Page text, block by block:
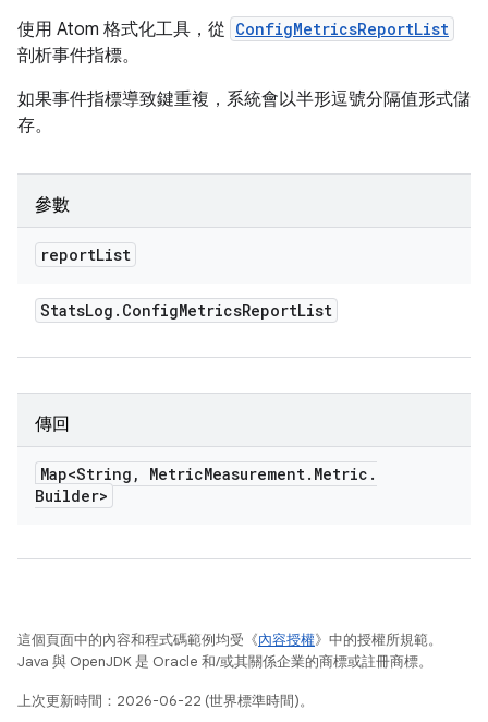
使用 Atom 格式化工具，從 ConfigMetricsReportList
剖析事件指標。
如果事件指標導致鍵重複，系統會以半形逗號分隔值形式儲
存。
參數
reportList
StatsLog . ConfigMetricsReportList
傳回
Map<String , MetricMeasurement. Metric .
Builder>
這個頁面中的內容和程式碼範例均受《內容授權》中的授權所規範。
Java 與 OpenJDK 是 Oracle 和/或其關係企業的商標或註冊商標。
上次更新時間：2026-06-22 (世界標準時間)。